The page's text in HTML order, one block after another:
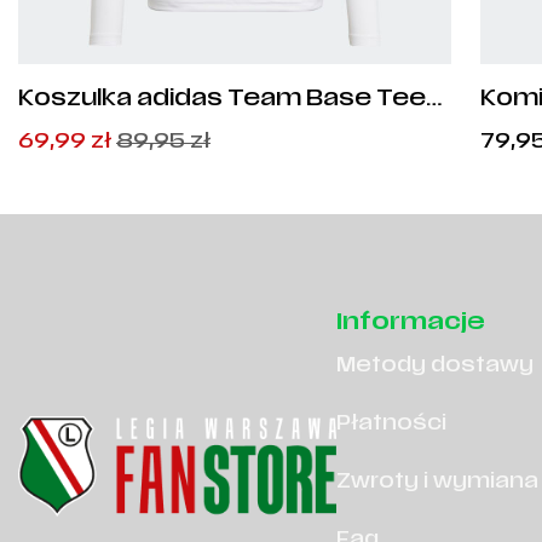
Koszulka adidas Team Base Tee
Pierwotna
Aktualna
69,99 zł 89,95zł
Informacje
Metody dostawy
Płatności
Zwroty i